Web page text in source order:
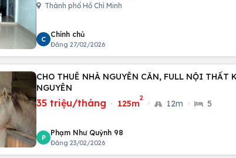
Thành phố Hồ Chí Minh
C
Chính chủ
Đăng 27/02/2026
CHO THUÊ NHÀ NGUYÊN CĂN, FULL NỘI THẤT
NGUYÊN
35 triệu/tháng · 125m
2
· 12m · 5
P
Phạm Như Quỳnh 98
Đăng 23/02/2026